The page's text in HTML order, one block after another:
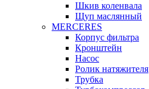
Шкив коленвала
Щуп маслянный
MERCERES
Корпус фильтра
Кронштейн
Насос
Ролик натяжителя
Трубка